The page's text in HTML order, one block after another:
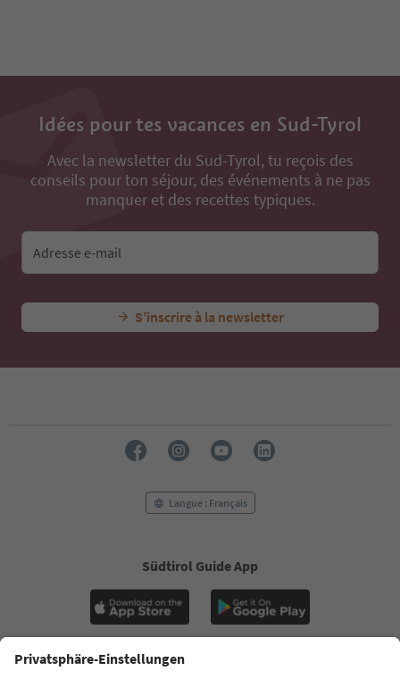
Idées pour tes vacances en Sud-Tyrol
Avec la newsletter du Sud-Tyrol, tu reçois des
conseils pour ton séjour, des événements à ne pas
manquer et des recettes typiques.
Adresse e-mail
S’inscrire à la newsletter
Langue : Français
Südtirol Guide App